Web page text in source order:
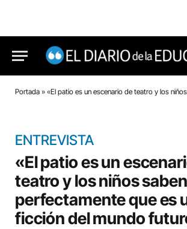
Portada » «El patio es un escenario de teatro y los niños saben perfectamente
ENTREVISTA
«El patio es un
teatro y los niños saben
perfectamente que es
ficción del mundo